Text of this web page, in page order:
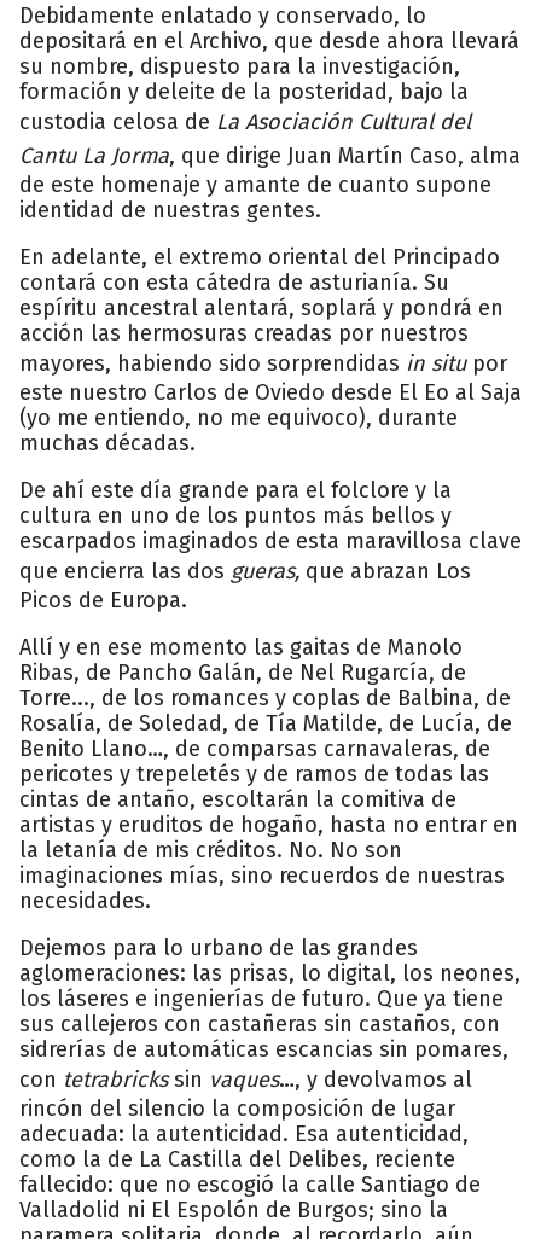
Debidamente enlatado y conservado, lo
depositará en el Archivo, que desde ahora llevará
su nombre, dispuesto para la investigación,
formación y deleite de la posteridad, bajo la
custodia celosa de La Asociación Cultural del
Cantu La Jorma, que dirige Juan Martín Caso, alma
de este homenaje y amante de cuanto supone
identidad de nuestras gentes.
En adelante, el extremo oriental del Principado
contará con esta cátedra de asturianía. Su
espíritu ancestral alentará, soplará y pondrá en
acción las hermosuras creadas por nuestros
mayores, habiendo sido sorprendidas in situpor
este nuestro Carlos de Oviedo desde El Eo al Saja
(yo me entiendo, no me equivoco), durante
muchas décadas.
De ahí este día grande para el folclore y la
cultura en uno de los puntos más bellos y
escarpados imaginados de esta maravillosa clave
que encierra las dos gueras, que abrazan Los
Picos de Europa.
Allí y en ese momento las gaitas de Manolo
Ribas, de Pancho Galán, de Nel Rugarcía, de
Torre..., de los romances y coplas de Balbina, de
Rosalía, de Soledad, de Tía Matilde, de Lucía, de
Benito Llano…, de comparsas carnavaleras, de
pericotes y trepeletés y de ramos de todas las
cintas de antaño, escoltarán la comitiva de
artistas y eruditos de hogaño, hasta no entrar en
la letanía de mis créditos. No. No son
imaginaciones mías, sino recuerdos de nuestras
necesidades.
Dejemos para lo urbano de las grandes
aglomeraciones: las prisas, lo digital, los neones,
los láseres e ingenierías de futuro. Que ya tiene
sus callejeros con castañeras sin castaños, con
sidrerías de automáticas escancias sin pomares,
con tetrabrickssin vaques…, y devolvamos al
rincón del silencio la composición de lugar
adecuada: la autenticidad. Esa autenticidad,
como la de La Castilla del Delibes, reciente
fallecido: que no escogió la calle Santiago de
Valladolid ni El Espolón de Burgos; sino la